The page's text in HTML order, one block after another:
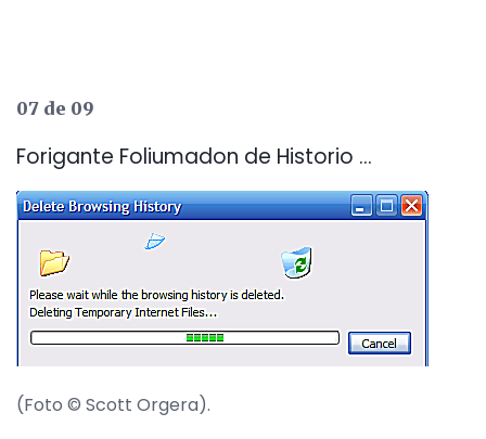
07 de 09
Forigante Foliumadon de Historio ...
(Foto © Scott Orgera).